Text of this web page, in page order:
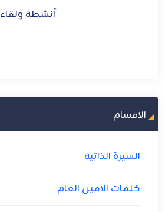
أنشطة ولقاءات
الاقسام
السيرة الذاتية
كلمات الامين العام